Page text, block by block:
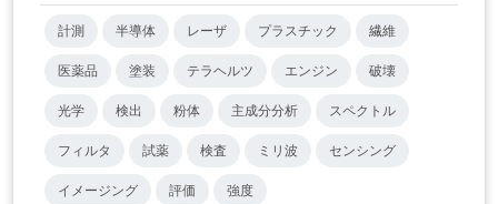
計測 半導体 レーザ プラスチック 繊維
医薬品 塗装 テラヘルツ エンジン 破壊
光学 検出 粉体 主成分分析 スペクトル
フィルタ 試薬 検査 ミリ波 センシング
イメージング 評価 強度